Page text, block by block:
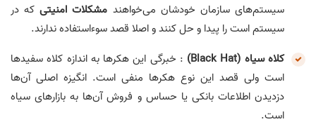
سیستم‌های سازمان خودشان می‌خواهند مشکلات امنیتیکه در
سیستم است را پیدا و حل کنند و اصلا قصد سوءاستفاده ندارند.
کلاه سیاه (‌‌‌Black Hat)
: خبرگی این هکرها به اندازه کلاه سفیدها
است ولی قصد این نوع هکرها منفی است. انگیزه اصلی آن‌ها
دزدیدن اطلاعات بانکی یا حساس و فروش آن‌ها به بازارهای سیاه
است.